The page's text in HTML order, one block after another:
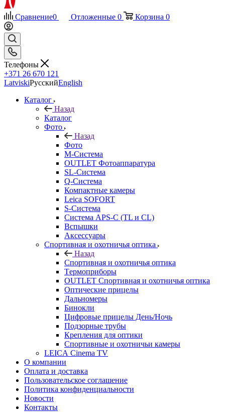
Сравнение0 Отложенные 0 Корзина 0
Телефоны
+371 26 670 121
LatviskiРусскийEnglish
Каталог
Назад
Каталог
Фото
Назад
Фото
M-Система
OUTLET Фотоаппаратура
SL-Система
Q-Cистема
Компактные камеры
Leica SOFORT
S-Система
Система APS-C (TL и CL)
Вспышки
Аксессуары
Спортивная и охотничья оптика
Назад
Спортивная и охотничья оптика
Tермоприборы
OUTLET Спортивная и охотничья оптика
Оптические прицелы
Дальномеры
Бинокли
Цифровые прицелы День/Ночь
Подзорные трубы
Крепления для оптики
Спортивные и охотничьи камеры
LEICA Cinema TV
О компании
Оплата и доставка
Пользовательское соглашение
Политика конфиденциальности
Новости
Контакты